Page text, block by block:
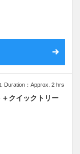
Duration：Approx. 2 hrs
＋クイックトリー